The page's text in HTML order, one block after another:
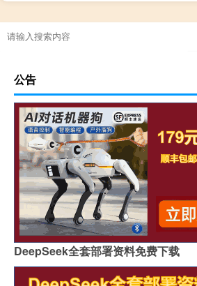
公告
DeepSeek全套部署资料免费下载